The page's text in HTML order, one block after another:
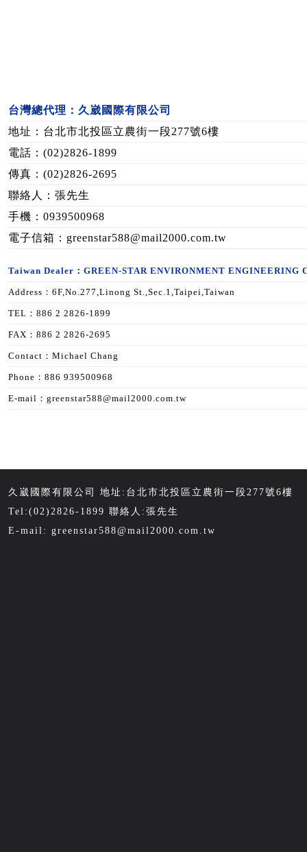
台灣總代理：久崴國際有限公司
地址：台北市北投區立農街一段277號6樓
電話：(02)2826-1899
傳真：(02)2826-2695
聯絡人：張先生
手機：0939500968
電子信箱：greenstar588@mail2000.com.tw
Taiwan Dealer：GREEN-STAR ENVIRONMENT ENGINEERING
Address：6F,No.277,Linong St.,Sec.1,Taipei,Taiwan
TEL：886 2 2826-1899
FAX：886 2 2826-2695
Contact：Michael Chang
Phone：886 939500968
E-mail：greenstar588@mail2000.com.tw
久崴國際有限公司 地址:台北市北投區立農街一段277號6樓
Tel:(02)2826-1899 聯絡人:張先生
E-mail: greenstar588@mail2000.com.tw